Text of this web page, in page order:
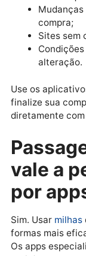
um
tanto
vale
para
mais
capitais
exemplo.
falsas